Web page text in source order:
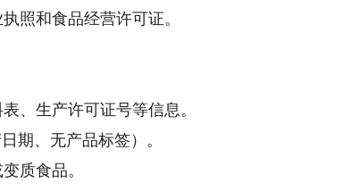
照和食品经营许可证。
生产许可证号等信息。
期、无产品标签）。
质食品。